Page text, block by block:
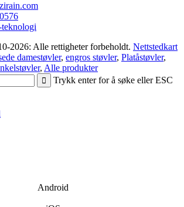
2026: Alle rettigheter forbeholdt. Nettstedkart
damestøvler, engros støvler, Platåstøvler,
, Alle produkter
Trykk enter for å søke eller ESC
Android